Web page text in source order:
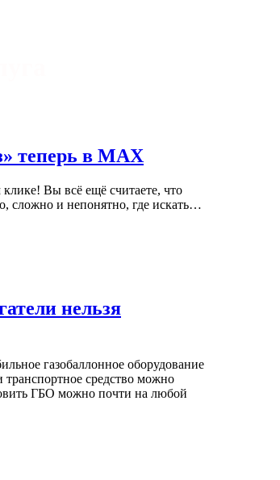
теперь в MAX
клике! Вы всё ещё считаете, что
сложно и непонятно, где искать…
нельзя
газобаллонное оборудование
средство можно
ГБО можно почти на любой